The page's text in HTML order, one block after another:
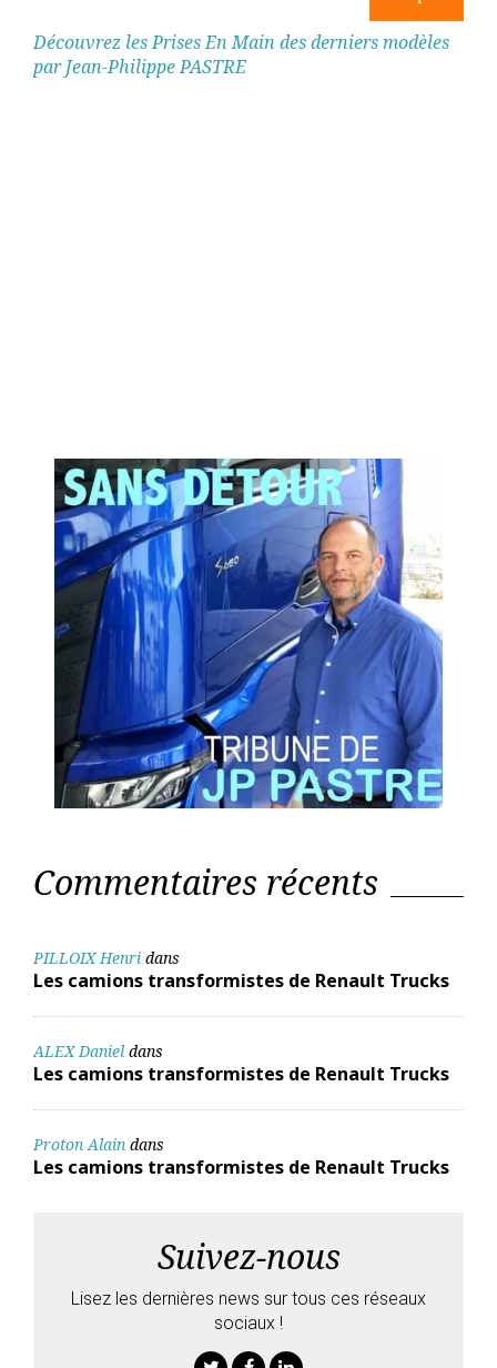
Découvrez les Prises En Main des derniers modèles
par Jean-Philippe PASTRE
Commentaires récents
PILLOIX Henri dans
Les camions transformistes de Renault Trucks
ALEX Daniel dans
Les camions transformistes de Renault Trucks
Proton Alain dans
Les camions transformistes de Renault Trucks
Suivez-nous
Lisez les dernières news sur tous ces réseaux
sociaux !